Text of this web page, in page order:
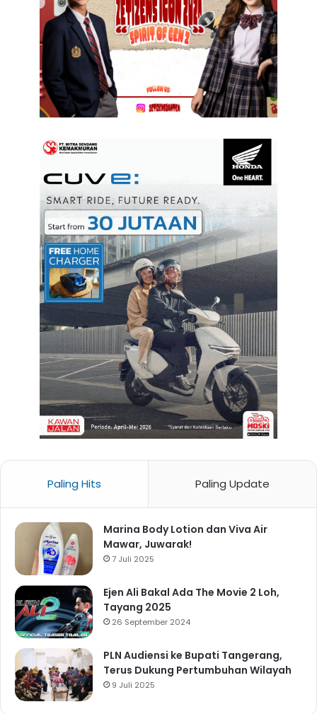
Paling Hits Paling Update
Marina Body Lotion dan Viva Air
Mawar, Juwarak!
7 Juli 2025
Ejen Ali Bakal Ada The Movie 2 Loh,
Tayang 2025
26 September 2024
PLN Audiensi ke Bupati Tangerang,
Terus Dukung Pertumbuhan Wilayah
9 Juli 2025